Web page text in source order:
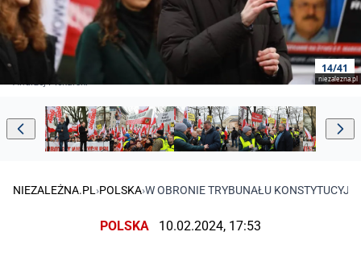
14/41
niezalezna.pl
NIEZALEŻNA.PL ›POLSKA›W OBRONIE TRYBUNAŁU
POLSKA 10.02.2024, 17:53